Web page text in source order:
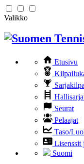
Valikko
Etusivu
Seurat
Pelaajat
Taso/
Lisenssit
Suomi